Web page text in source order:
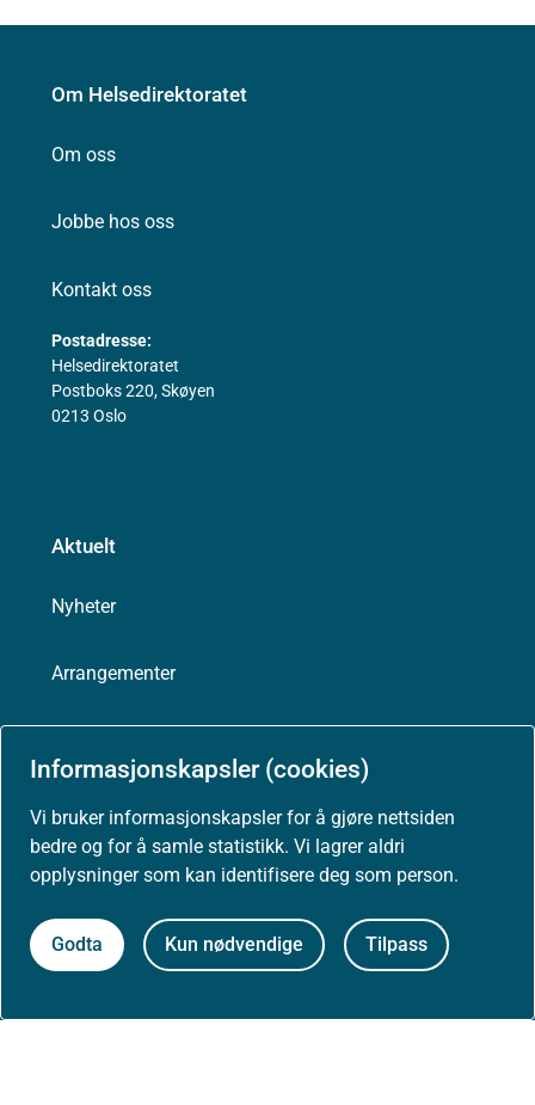
Informasjonskapsler (cookies)
Vi bruker informasjonskapsler for å gjøre nettsiden
bedre og for å samle statistikk. Vi lagrer aldri
opplysninger som kan identifisere deg som person.
Godta Kun nødvendige Tilpass
Om Helsedirektoratet
Om oss
Jobbe hos oss
Kontakt oss
Postadresse:
Helsedirektoratet
Postboks 220, Skøyen
0213 Oslo
Aktuelt
Nyheter
Arrangementer
Presse
Om nettstedet